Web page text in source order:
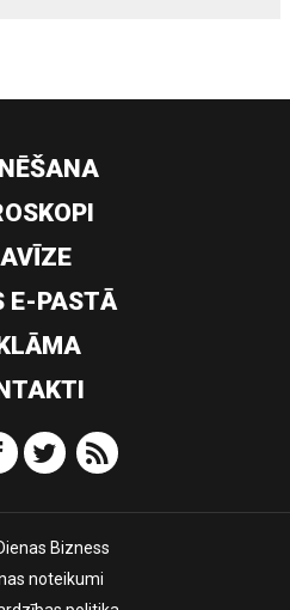
E-PASTĀ
Bizness
noteikumi